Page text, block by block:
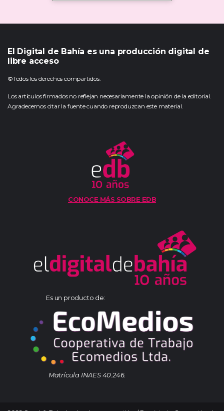
El Digital de Bahía es una producción digital de
libre acceso
©Todos los derechos compartidos.
Los artículos firmados no reflejan necesariamente la opinión de la editorial.
Agradecemos citar la fuente cuando reproduzcan este material.
CONOCE MÁS SOBRE EDB
Es un producto de:
Matrícula INAES 40.246.